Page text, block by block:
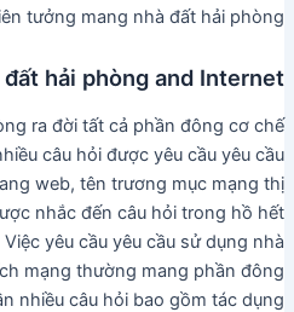
tưởng mang nhà đất hải phòng.
đất hải phòng and Internet
ra đời tất cả phần đông cơ chế
câu hỏi được yêu cầu yêu cầu
web, tên trương mục mạng thị
nhắc đến câu hỏi trong hồ hết
yêu cầu yêu cầu sử dụng nhà
mạng thường mang phần đông
nhiều câu hỏi bao gồm tác dụng